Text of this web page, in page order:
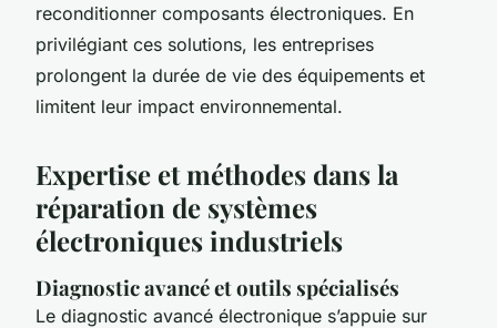
reconditionner composants électroniques. En
privilégiant ces solutions, les entreprises
prolongent la durée de vie des équipements et
limitent leur impact environnemental.
Expertise et méthodes dans la
réparation de systèmes
électroniques industriels
Diagnostic avancé et outils spécialisés
Le diagnostic avancé électronique s’appuie sur